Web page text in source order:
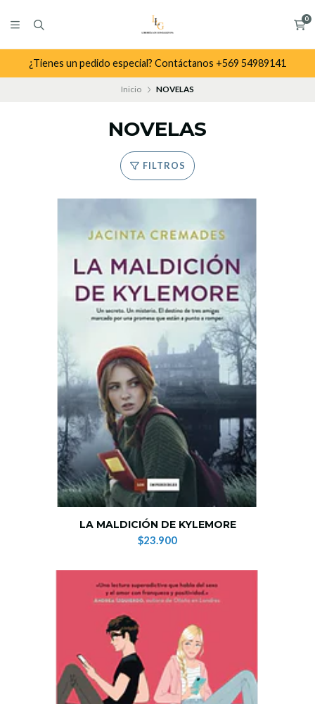
0
¿Tienes un pedido especial? Contáctanos +569 54989141
Inicio NOVELAS
NOVELAS
FILTROS
LA MALDICIÓN DE KYLEMORE
$23.900